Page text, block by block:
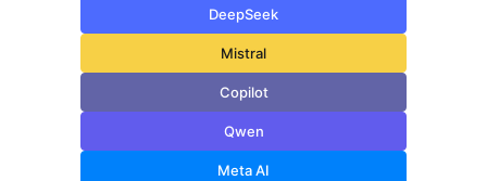
DeepSeek
Mistral
Copilot
Qwen
Meta AI